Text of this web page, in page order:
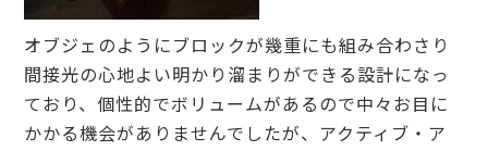
オブジェのようにブロックが幾重にも組み合わさり
間接光の心地よい明かり溜まりができる設計になっ
ており、個性的でボリュームがあるので中々お目に
かかる機会がありませんでしたが、アクティブ・ア